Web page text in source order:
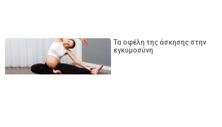
Τα οφέλη της άσκησης στην
εγκυμοσύνη